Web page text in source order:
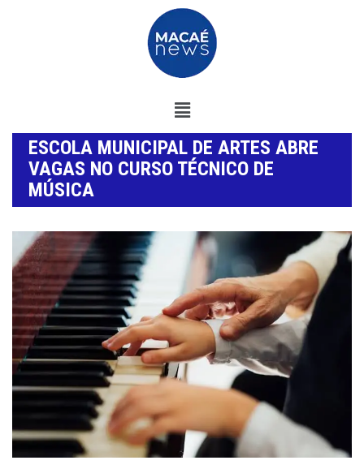
ESCOLA MUNICIPAL DE ARTES ABRE
VAGAS NO CURSO TÉCNICO DE
MÚSICA